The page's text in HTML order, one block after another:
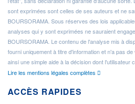
sont exprimées sont celles de ses auteurs et ne
BOURSORAMA. Sous réserves des lois
analyses qui y sont exprimées ne sauraient
BOURSORAMA. Le contenu de l'analyse mis à
fourni uniquement à titre d'information et n'a pas
ainsi une simple aide à la décision dont l'utilisateur
Lire les mentions légales complètes
ACCÈS RAPIDES